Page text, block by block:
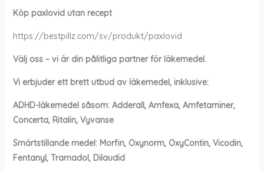
Köp paxlovid utan recept
https://bestpillz.com/sv/produkt/paxlovid
Välj oss – vi är din pålitliga partner för läkemedel.
Vi erbjuder ett brett utbud av läkemedel, inklusive:
ADHD-läkemedel såsom: Adderall, Amfexa, Amfetaminer,
Concerta, Ritalin, Vyvanse
Smärtstillande medel: Morfin, Oxynorm, OxyContin, Vicodin,
Fentanyl, Tramadol, Dilaudid